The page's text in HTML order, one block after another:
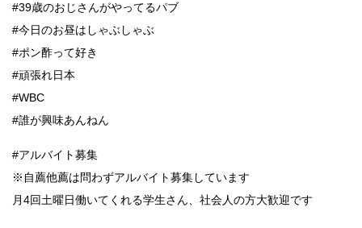
#39歳のおじさんがやってるパブ
#今日のお昼はしゃぶしゃぶ
#ポン酢って好き
#頑張れ日本
#WBC
#誰が興味あんねん
#アルバイト募集
※自薦他薦は問わずアルバイト募集しています
月4回土曜日働いてくれる学生さん、社会人の方大歓迎です